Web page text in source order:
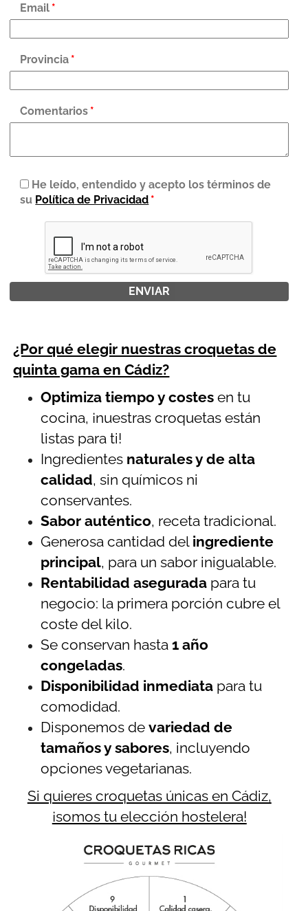
Email *
Provincia *
Comentarios *
He leído, entendido y acepto los términos de
su Política de Privacidad *
¿Por qué elegir nuestras croquetas de
quinta gama en Cádiz?
Optimiza tiempo y costes en tu
cocina, ¡nuestras croquetas están
listas para ti!
Ingredientes naturales y de alta
calidad, sin químicos ni
conservantes.
Sabor auténtico, receta tradicional.
Generosa cantidad del ingrediente
principal, para un sabor inigualable.
Rentabilidad asegurada para tu
negocio: la primera porción cubre el
coste del kilo.
Se conservan hasta 1 año
congeladas.
Disponibilidad inmediata para tu
comodidad.
Disponemos devariedad de
tamaños y sabores, incluyendo
opciones vegetarianas.
Si quieres croquetas únicas en Cádiz,
¡somos tu elección hostelera!